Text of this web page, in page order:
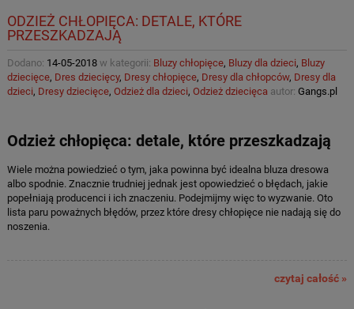
ODZIEŻ CHŁOPIĘCA: DETALE, KTÓRE
PRZESZKADZAJĄ
Dodano: 14-05-2018w kategorii: Bluzy chłopięce, Bluzy dla dzieci, Bluzy
dziecięce, Dres dziecięcy, Dresy chłopięce, Dresy dla chłopców, Dresy dla
dzieci, Dresy dziecięce, Odzież dla dzieci, Odzież dziecięca autor: Gangs.pl
Odzież chłopięca: detale, które przeszkadzają
Wiele można powiedzieć o tym, jaka powinna być idealna bluza dresowa
albo spodnie. Znacznie trudniej jednak jest opowiedzieć o błędach, jakie
popełniają producenci i ich znaczeniu. Podejmijmy więc to wyzwanie. Oto
lista paru poważnych błędów, przez które dresy chłopięce nie nadają się do
noszenia.
czytaj całość »